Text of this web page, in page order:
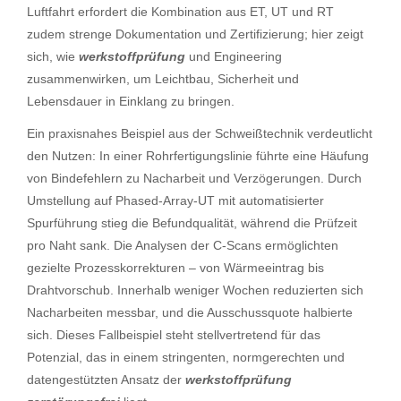
Luftfahrt erfordert die Kombination aus ET, UT und RT
zudem strenge Dokumentation und Zertifizierung; hier zeigt
sich, wie werkstoffprüfung und Engineering
zusammenwirken, um Leichtbau, Sicherheit und
Lebensdauer in Einklang zu bringen.
Ein praxisnahes Beispiel aus der Schweißtechnik verdeutlicht
den Nutzen: In einer Rohrfertigungslinie führte eine Häufung
von Bindefehlern zu Nacharbeit und Verzögerungen. Durch
Umstellung auf Phased-Array-UT mit automatisierter
Spurführung stieg die Befundqualität, während die Prüfzeit
pro Naht sank. Die Analysen der C-Scans ermöglichten
gezielte Prozesskorrekturen – von Wärmeeintrag bis
Drahtvorschub. Innerhalb weniger Wochen reduzierten sich
Nacharbeiten messbar, und die Ausschussquote halbierte
sich. Dieses Fallbeispiel steht stellvertretend für das
Potenzial, das in einem stringenten, normgerechten und
datengestützten Ansatz der werkstoffprüfung